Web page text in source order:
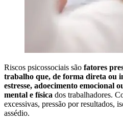
Riscos psicossociais são fatores
trabalho que, de forma direta ou
estresse, adoecimento emocional
mental e física dos trabalhadores.
excessivas, pressão por resultados,
assédio.